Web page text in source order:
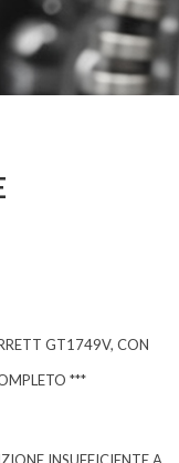
GT1749V, CON
***